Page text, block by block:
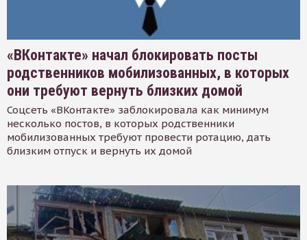
«ВКонтакте» начал блокировать посты
родственников мобилизованных, в которых
они требуют вернуть близких домой
Соцсеть «ВКонтакте» заблокировала как минимум
несколько постов, в которых родственники
мобилизованных требуют провести ротацию, дать
близким отпуск и вернуть их домой